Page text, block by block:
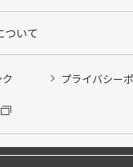
ついて
ク プライバシー
/その他ピット作業の予約
替えを希望のクローク契
会員の方はご利用いただ